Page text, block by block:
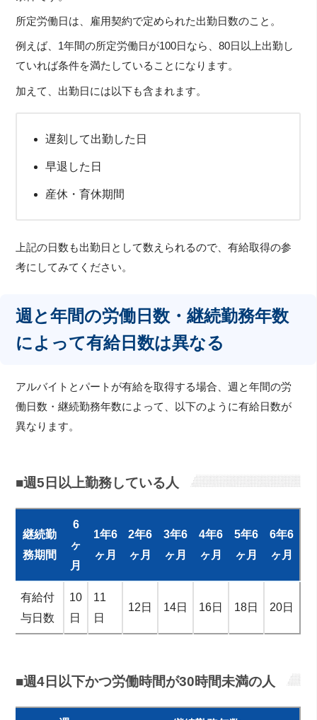
所定労働日は、雇用契約で定められた出勤日数のこと。
例えば、1年間の所定労働日が100日なら、80日以上出勤し
ていれば条件を満たしていることになります。
加えて、出勤日には以下も含まれます。
遅刻して出勤した日
早退した日
産休・育休期間
上記の日数も出勤日として数えられるので、有給取得の参
考にしてみてください。
週と年間の労働日数・継続勤務年数
によって有給日数は異なる
アルバイトとパートが有給を取得する場合、週と年間の労
働日数・継続勤務年数によって、以下のように有給日数が
異なります。
■週5日以上勤務している人
継続勤
務期間
6
ヶ
月
1年6
ヶ月
2年6
ヶ月
3年6
ヶ月
4年6
ヶ月
5年6
ヶ月
6年6
ヶ月
有給付
与日数
10
日
11
日
12日 14日 16日 18日 20日
■週4日以下かつ労働時間が30時間未満の人